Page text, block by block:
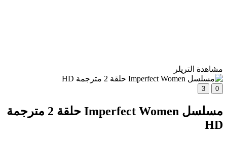
مشاهدة التريلر
0
3
مسلسل Imperfect Women حلقة 2 مترجمة
HD